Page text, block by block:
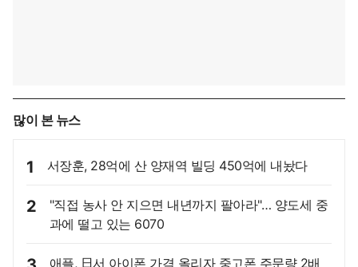
많이 본 뉴스
1 서장훈, 28억에 산 양재역 빌딩 450억에 내놨다
2
"직접 농사 안 지으면 내년까지 팔아라"… 양도세 중
과에 떨고 있는 6070
애플, 日서 아이폰 가격 올리자 중고폰 주문량 2배